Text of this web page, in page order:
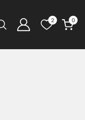
2 0